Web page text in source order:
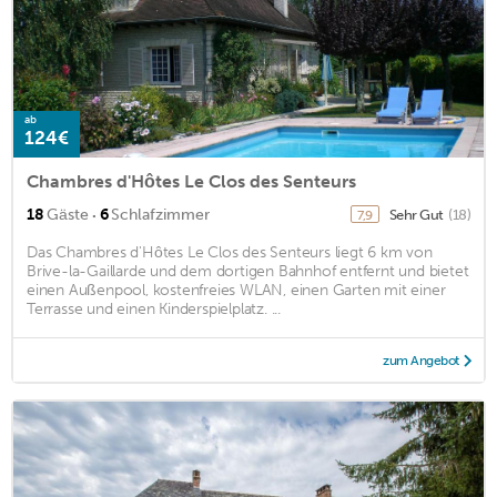
ab
124€
Chambres d'Hôtes Le Clos des Senteurs
18Gäste · 6Schlafzimmer 7,9 Sehr Gut (18)
Das Chambres d'Hôtes Le Clos des Senteurs liegt 6 km von
Brive-la-Gaillarde und dem dortigen Bahnhof entfernt und bietet
einen Außenpool, kostenfreies WLAN, einen Garten mit einer
Terrasse und einen Kinderspielplatz. ...
zum Angebot